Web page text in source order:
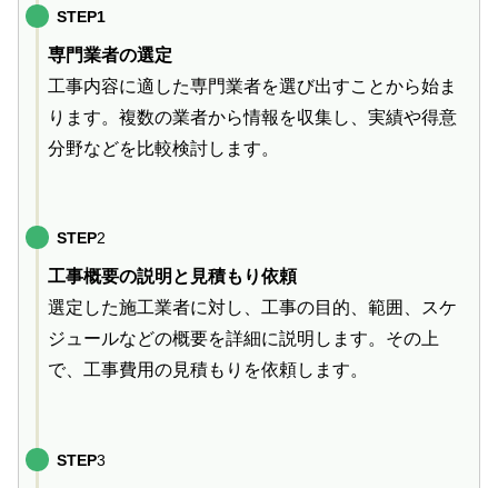
STEP1
専門業者の選定
工事内容に適した専門業者を選び出すことから始ま
ります。複数の業者から情報を収集し、実績や得意
分野などを比較検討します。
STEP2
工事概要の説明と見積もり依頼
選定した施工業者に対し、工事の目的、範囲、スケ
ジュールなどの概要を詳細に説明します。その上
で、工事費用の見積もりを依頼します。
STEP3